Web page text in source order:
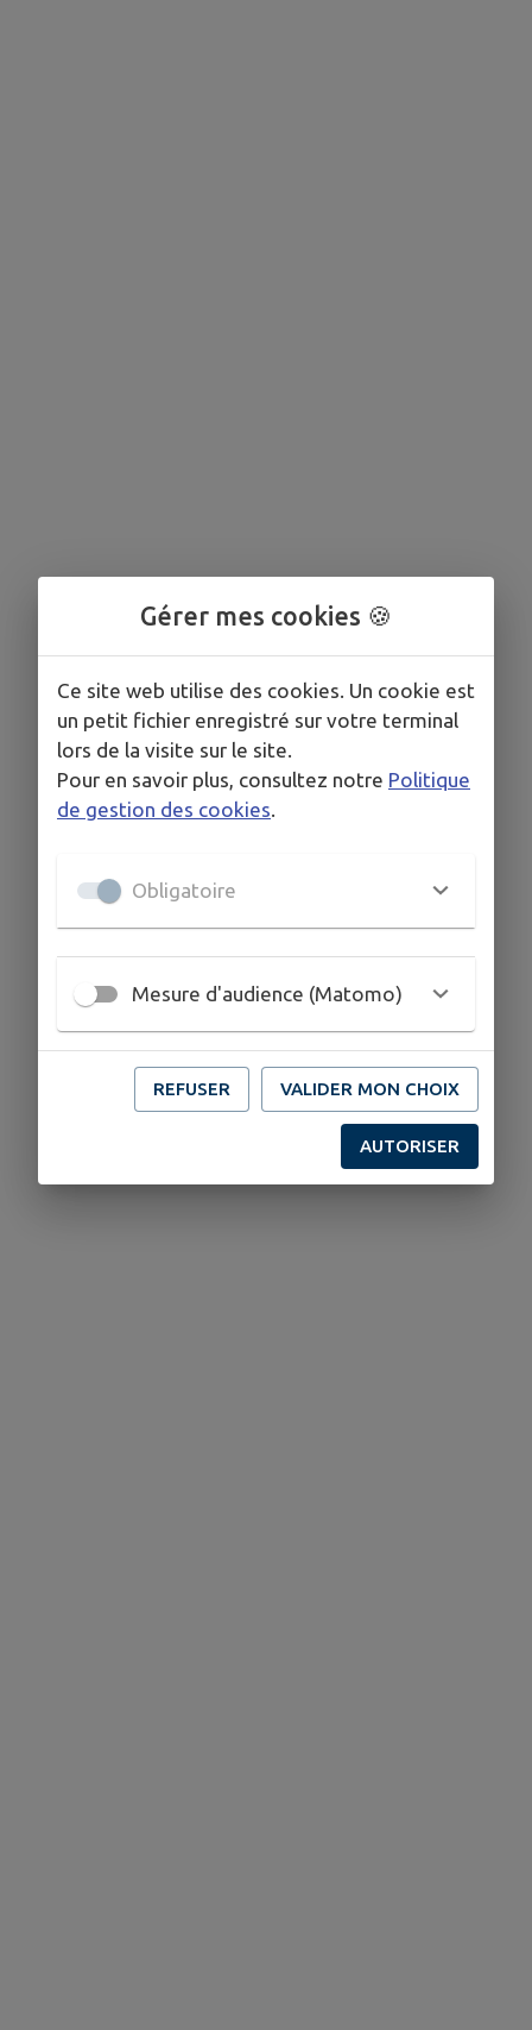
Gérer mes cookies 🍪
Ce site web utilise des cookies. Un cookie est
un petit fichier enregistré sur votre terminal
lors de la visite sur le site.
Pour en savoir plus, consultez notre Politique
de gestion des cookies
Obligatoire
Mesure d'audience (Matomo)
REFUSER VALIDER MON CHOIX
AUTORISER